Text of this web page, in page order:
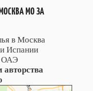
МО ЗА
в Москва
Испании
ОАЭ